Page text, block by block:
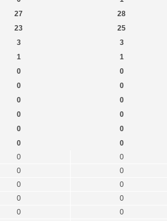
27 28
23 25
3 3
1 1
0 0
0 0
0 0
0 0
0 0
0 0
0 0
0 0
0 0
0 0
0 0